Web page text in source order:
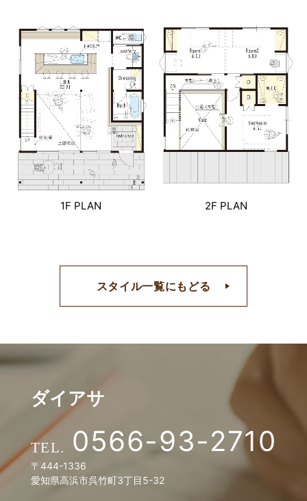
1F PLAN 2F PLAN
スタイル一覧にもどる
ダイアサ
0566-93-2710
〒444-1336
愛知県高浜市呉竹町3丁目5-32